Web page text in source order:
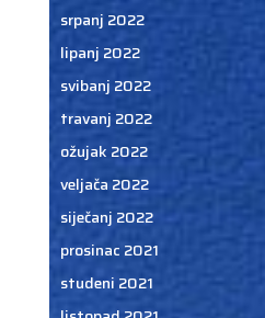
srpanj 2022
lipanj 2022
svibanj 2022
travanj 2022
ožujak 2022
veljača 2022
siječanj 2022
prosinac 2021
studeni 2021